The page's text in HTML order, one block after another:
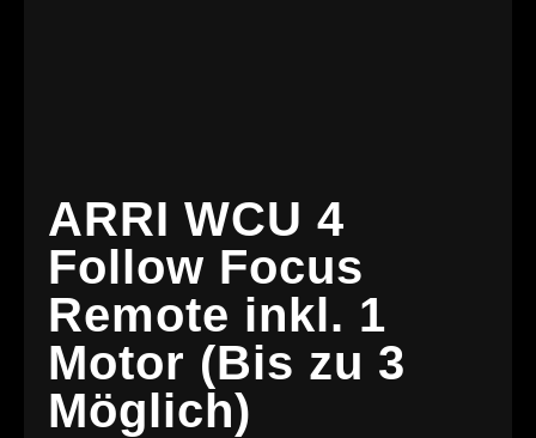
ARRI WCU 4
Follow Focus
Remote inkl. 1
Motor (Bis zu 3
Möglich)